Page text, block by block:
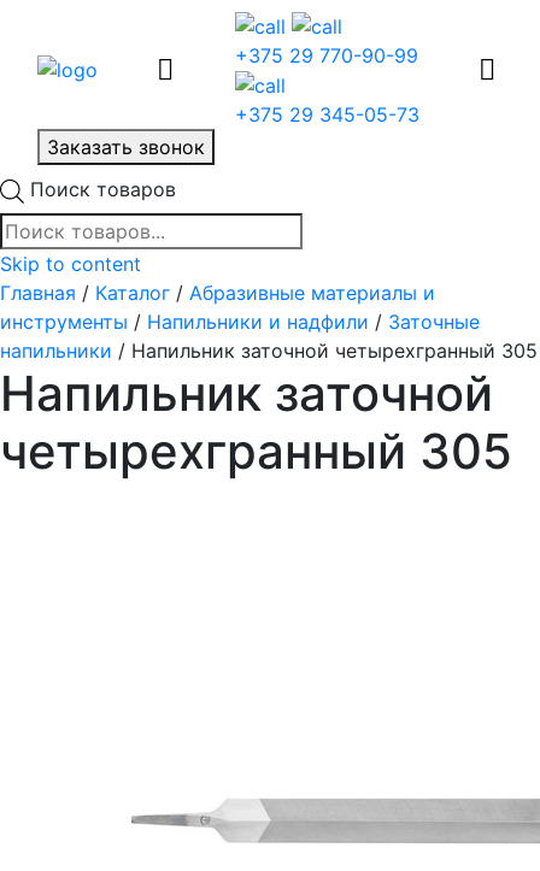
+375 29 770-90-99
+375 29 345-05-73
Заказать звонок
Поиск товаров
Skip to content
Главная / Каталог / Абразивные материалы и
инструменты / Напильники и надфили / Заточные
напильники / Напильник заточной четырехгранный 305
Напильник заточной
четырехгранный 305